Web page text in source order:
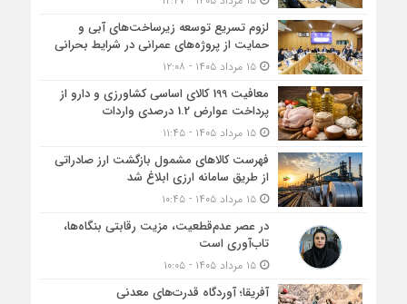
لزوم تسریع توسعه زیرساخت‌های آبی و
حمایت از پروژه‌های عمرانی در شرایط بحرانی
۱۵ مرداد ۱۴۰۵ - ۱۲:۰۸
معافیت 199 کالای اساسی کشاورزی و دارو از
پرداخت عوارض 1.2 درصدی واردات
۱۵ مرداد ۱۴۰۵ - ۱۱:۴۵
فهرست کالاهای مشمول بازگشت ارز صادراتی
از طریق سامانه ارزی ابلاغ شد
۱۵ مرداد ۱۴۰۵ - ۱۰:۴۵
در عصر عدم‌قطعیت، مزیت رقابتی بنگاه‌ها،
تاب‌آوری است
۱۵ مرداد ۱۴۰۵ - ۱۰:۰۵
آفریقا؛ آوردگاه قدرت‌های معدنی